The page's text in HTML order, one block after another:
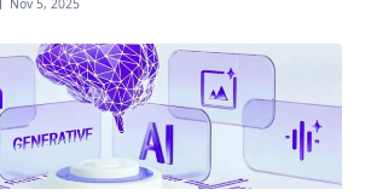
Nov 5, 2025